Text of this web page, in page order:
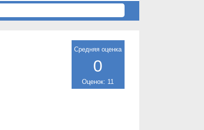
Средняя оценка
0
Оценок: 11